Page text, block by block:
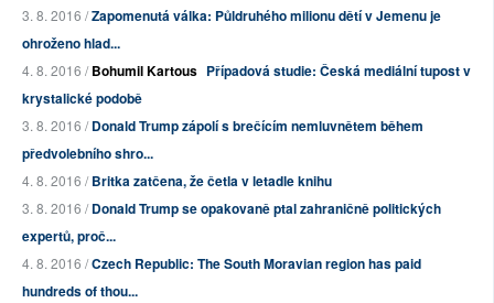
3. 8. 2016 /Zapomenutá válka: Půldruhého milionu dětí v Jemenu je
ohroženo hlad...
4. 8. 2016 /Bohumil Kartous Případová studie: Česká mediální tupost v
krystalické podobě
3. 8. 2016 /Donald Trump zápolí s brečícím nemluvnětem během
předvolebního shro...
4. 8. 2016 /Britka zatčena, že četla v letadle knihu
3. 8. 2016 /Donald Trump se opakovaně ptal zahraničně politických
expertů, proč...
4. 8. 2016 /Czech Republic: The South Moravian region has paid
hundreds of thou...